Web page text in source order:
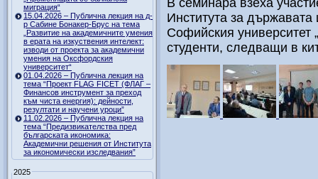
миграция“
15.04.2026 – Публична лекция на д-
р Сабине Бонакер-Брус на тема
„Развитие на академичните умения
в ерата на изкуствения интелект:
изводи от проекта за академични
умения на Оксфордския
университет“
01.04.2026 – Публична лекция на
тема “Проект FLAG FICET (ФЛАГ –
Финансов инструмент за преход
към чиста енергия): дейности,
резултати и научени уроци”
11.02.2026 – Публична лекция на
тема “Предизвикателства пред
българската икономика:
Академични решения от Института
за икономически изследвания”
2025
В семинара взеха
Института за
Софийския университет
студенти, следващи в